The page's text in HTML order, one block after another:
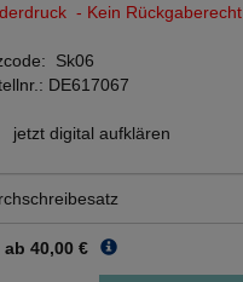
- Kein Rückgaberecht
Sk06
DE617067
jetzt digital aufklären
ab 40,00 €